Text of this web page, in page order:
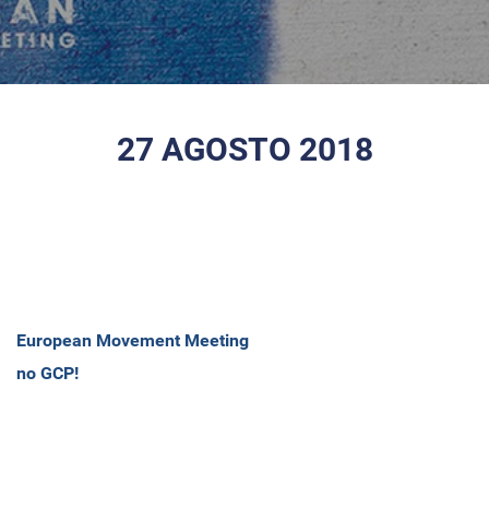
27 AGOSTO 2018
European Movement Meeting
no GCP!